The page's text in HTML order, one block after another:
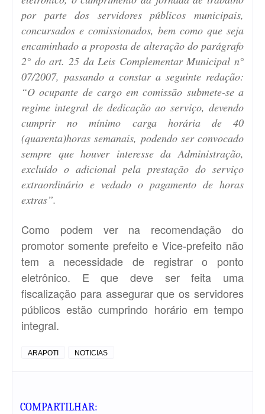
por parte dos servidores públicos municipais,
concursados e comissionados, bem como que seja
encaminhado a proposta de alteração do parágrafo
2° do art. 25 da Leis Complementar Municipal n°
07/2007, passando a constar a seguinte redação:
“O ocupante de cargo em comissão submete-se a
regime integral de dedicação ao serviço, devendo
cumprir no mínimo carga horária de 40
(quarenta)horas semanais, podendo ser convocado
sempre que houver interesse da Administração,
excluído o adicional pela prestação do serviço
extraordinário e vedado o pagamento de horas
extras”.
Como podem ver na recomendação do
promotor somente prefeito e Vice-prefeito não
tem a necessidade de registrar o ponto
eletrônico. E que deve ser feita uma
fiscalização para assegurar que os servidores
públicos estão cumprindo horário em tempo
integral.
ARAPOTI NOTICIAS
COMPARTILHAR: